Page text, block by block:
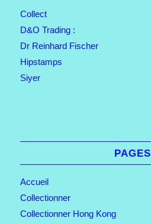
Collect
D&O Trading :
Dr Reinhard Fischer
Hipstamps
Siyer
PAGES
Accueil
Collectionner
Collectionner Hong Kong